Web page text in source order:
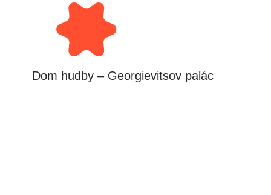
Dom hudby – Georgievitsov palác